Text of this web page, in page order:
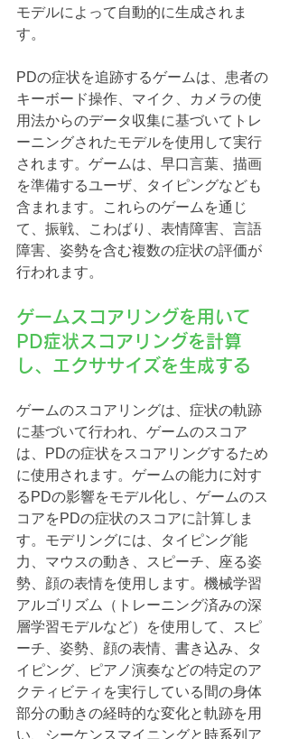
モデルによって自動的に生成されま
す。
PDの症状を追跡するゲームは、患者の
キーボード操作、マイク、カメラの使
用法からのデータ収集に基づいてトレ
ーニングされたモデルを使用して実行
されます。ゲームは、早口言葉、描画
を準備するユーザ、タイピングなども
含まれます。これらのゲームを通じ
て、振戦、こわばり、表情障害、言語
障害、姿勢を含む複数の症状の評価が
行われます。
ゲームスコアリングを用いて
PD症状スコアリングを計算
し、エクササイズを生成する
ゲームのスコアリングは、症状の軌跡
に基づいて行われ、ゲームのスコア
は、PDの症状をスコアリングするため
に使用されます。ゲームの能力に対す
るPDの影響をモデル化し、ゲームのス
コアをPDの症状のスコアに計算しま
す。モデリングには、タイピング能
力、マウスの動き、スピーチ、座る姿
勢、顔の表情を使用します。機械学習
アルゴリズム（トレーニング済みの深
層学習モデルなど）を使用して、スピ
ーチ、姿勢、顔の表情、書き込み、タ
イピング、ピアノ演奏などの特定のア
クティビティを実行している間の身体
部分の動きの経時的な変化と軌跡を用
い、シーケンスマイニングと時系列ア